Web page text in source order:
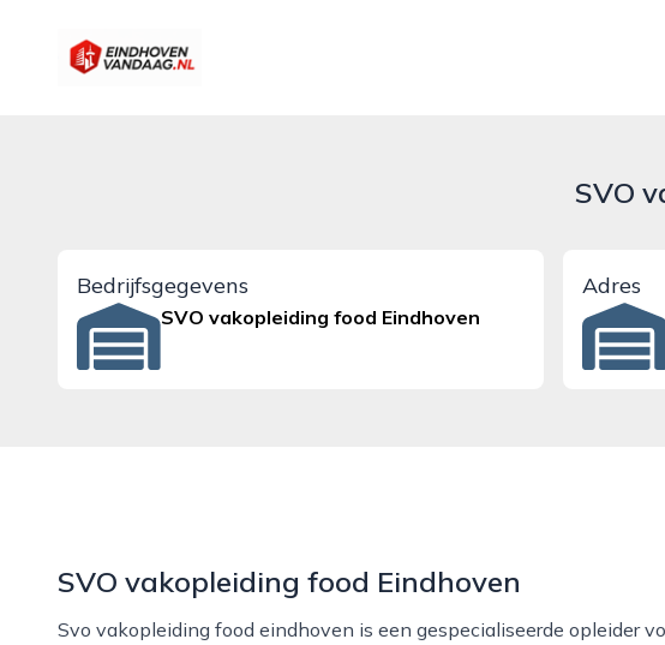
eindhovenvandaag.nl
SVO
Bedrijfsgegevens
SVO vakopleiding food Eindhoven
Adres
SVO vakopleiding food Eindhoven
Svo vakopleiding food eindhoven is een gespecialiseerde opleider voor iedereen die zich wil